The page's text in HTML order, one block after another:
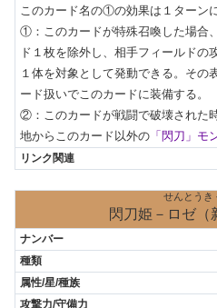
このカード名の①の効果は１ターン
①：このカードが特殊召喚した場合
ド１枚を除外し、相手フィールドの
１体を対象として発動できる。その
ード扱いでこのカードに装備する。
②：このカードが戦闘で破壊された
地からこのカード以外の 「閃刀」モ
せんとうき
閃刀姫－ロゼ（